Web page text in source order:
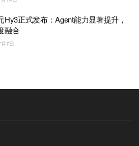
Hy3正式发布：Agent能力显著提升，
融合
7日